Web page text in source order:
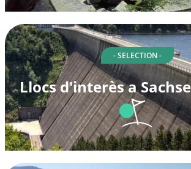
- SELECTION -
Llocs d'interès a